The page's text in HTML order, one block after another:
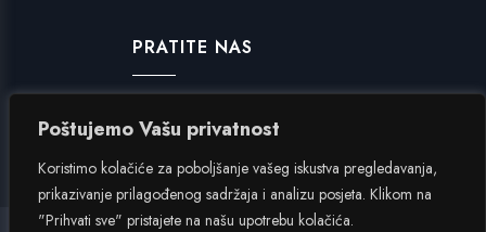
Poštujemo Vašu privatnost
Koristimo kolačiće za poboljšanje vašeg iskustva pregledavanja,
prikazivanje prilagođenog sadržaja i analizu posjeta. Klikom na
"Prihvati sve" pristajete na našu upotrebu kolačića.
PRATITE NAS